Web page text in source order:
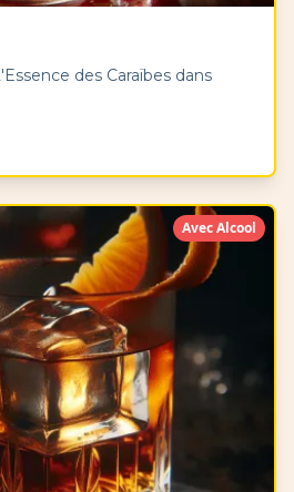
des Caraïbes dans
Avec Alcool